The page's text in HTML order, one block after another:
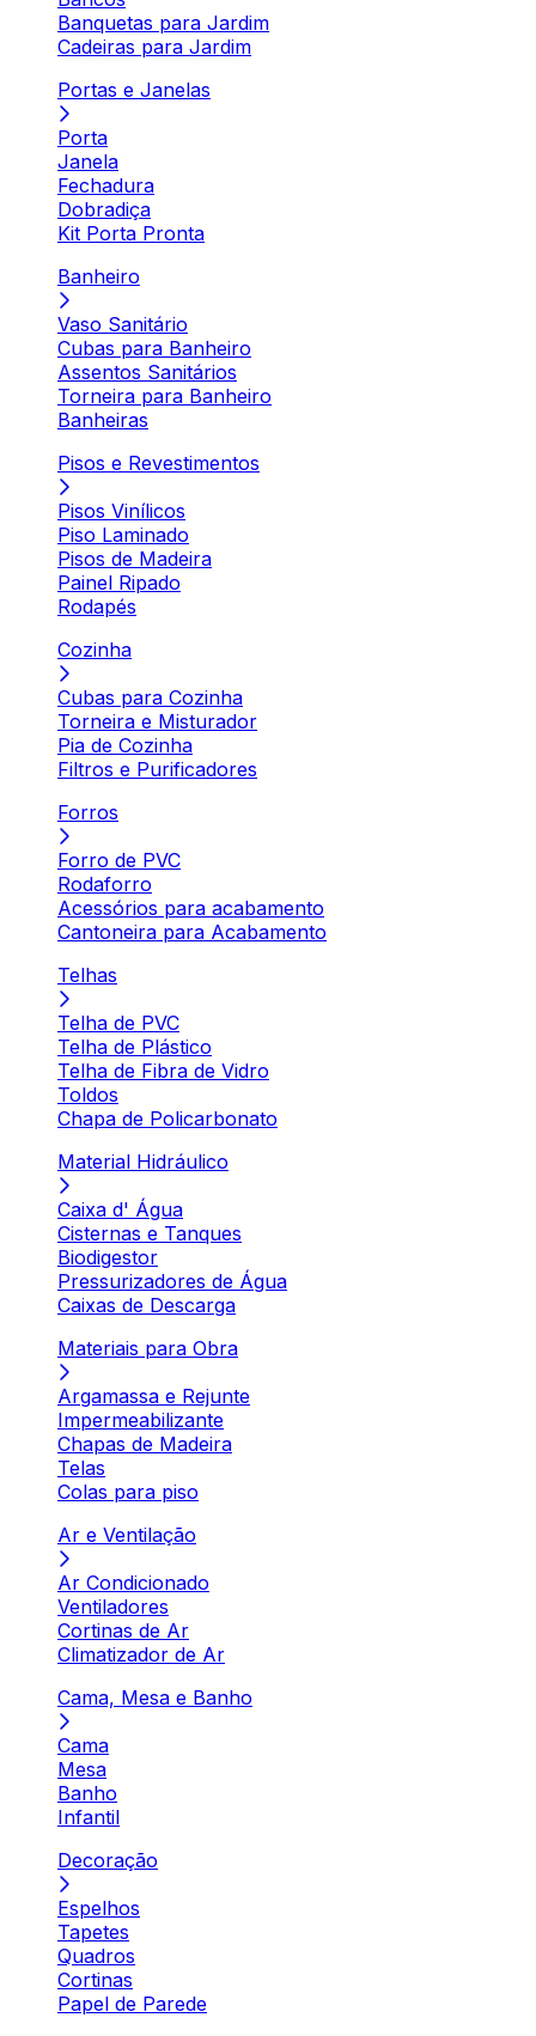
Banquetas para Jardim
Cadeiras para Jardim
Portas e Janelas
Porta
Janela
Fechadura
Dobradiça
Kit Porta Pronta
Banheiro
Vaso Sanitário
Cubas para Banheiro
Assentos Sanitários
Torneira para Banheiro
Banheiras
Pisos e Revestimentos
Pisos Vinílicos
Piso Laminado
Pisos de Madeira
Painel Ripado
Rodapés
Cozinha
Cubas para Cozinha
Torneira e Misturador
Pia de Cozinha
Filtros e Purificadores
Forros
Forro de PVC
Rodaforro
Acessórios para acabamento
Cantoneira para Acabamento
Telhas
Telha de PVC
Telha de Plástico
Telha de Fibra de Vidro
Toldos
Chapa de Policarbonato
Material Hidráulico
Caixa d' Água
Cisternas e Tanques
Biodigestor
Pressurizadores de Água
Caixas de Descarga
Materiais para Obra
Argamassa e Rejunte
Impermeabilizante
Chapas de Madeira
Telas
Colas para piso
Ar e Ventilação
Ar Condicionado
Ventiladores
Cortinas de Ar
Climatizador de Ar
Cama, Mesa e Banho
Cama
Mesa
Banho
Infantil
Decoração
Espelhos
Tapetes
Quadros
Cortinas
Papel de Parede